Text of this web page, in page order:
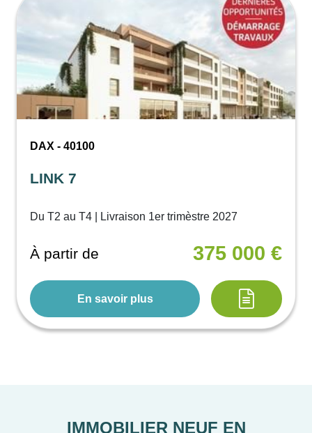
DAX - 40100
LINK 7
Du T2 au T4 | Livraison 1er trimèstre 2027
À partir de 375 000 €
En savoir plus
IMMOBILIER NEUF EN